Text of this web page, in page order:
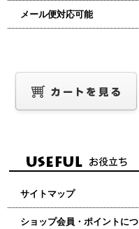
メール便対応可能
サイトマップ
ショップ会員・ポイントにつ